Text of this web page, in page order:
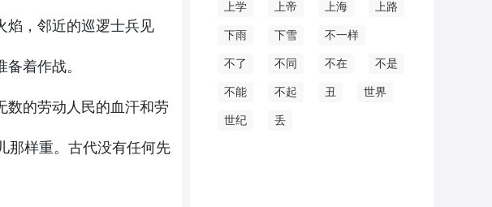
焰，邻近的巡逻士兵见
着作战。
的劳动人民的血汗和劳
那样重。古代没有任何先
上学 上帝 上海 上路
下雨 下雪 不一样
不了 不同 不在 不是
不能 不起 丑 世界
世纪 丢